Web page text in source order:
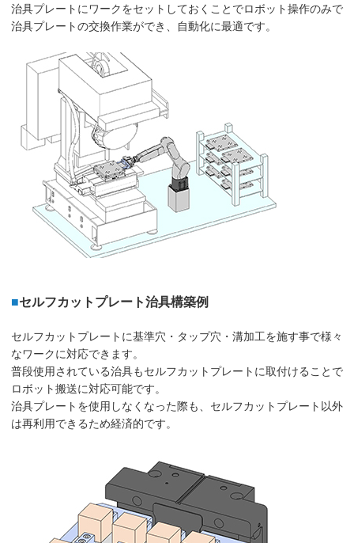
治具プレートにワークをセットしておくことでロボット操作のみで
治具プレートの交換作業ができ、自動化に最適です。
■セルフカットプレート治具構築例
セルフカットプレートに基準穴・タップ穴・溝加工を施す事で様々
なワークに対応できます。
普段使用されている治具もセルフカットプレートに取付けることで
ロボット搬送に対応可能です。
治具プレートを使用しなくなった際も、セルフカットプレート以外
は再利用できるため経済的です。